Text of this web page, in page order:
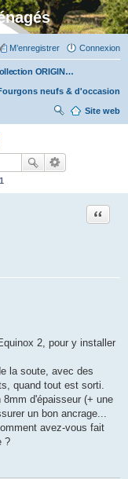
Connexion
M’enregistrer
La Collection ORIGIN (fabriquée dans notre atelier à Auxerre)
neufs & d'occasion
Site web
ch
1
Citation
2, pour y installer
la soute, avec des
quand tout est sorti.
d'épaisseur (+ une
un bon ancrage...
avez-vous fait
?